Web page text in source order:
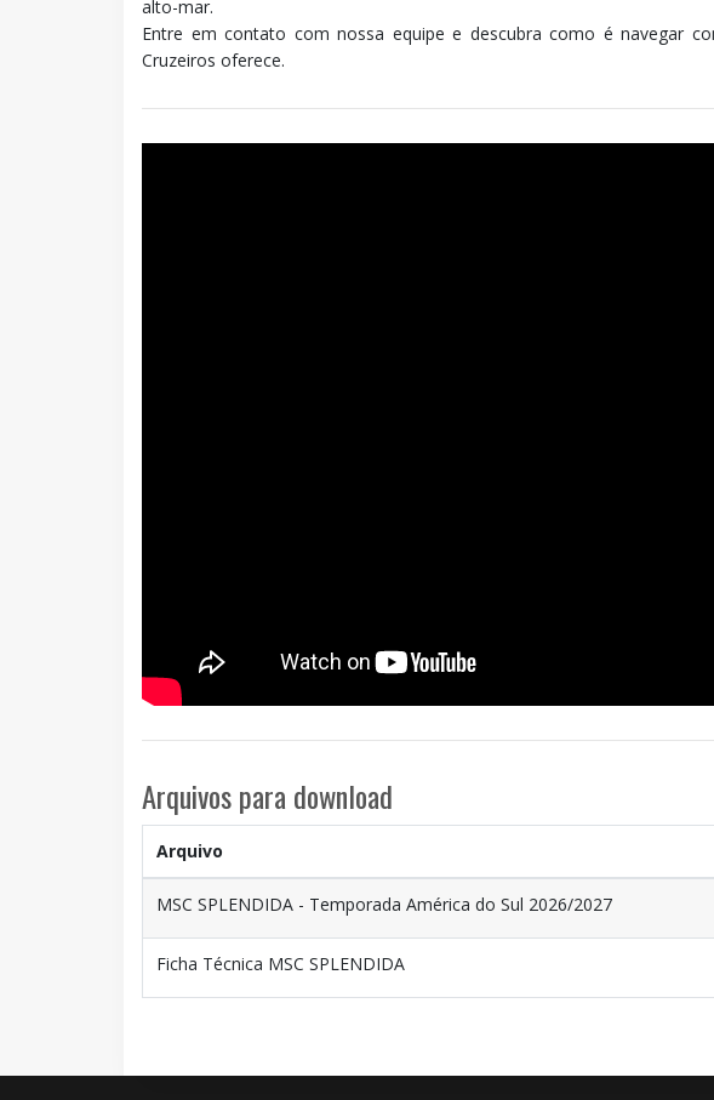
alto-mar.
Entre em contato com nossa equipe e descubra como é navegar
Cruzeiros oferece.
Arquivos para download
Arquivo
MSC SPLENDIDA - Temporada América do Sul 2026/2027
Ficha Técnica MSC SPLENDIDA